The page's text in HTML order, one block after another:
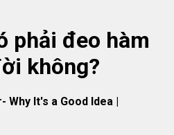
phải đeo hàm
không?